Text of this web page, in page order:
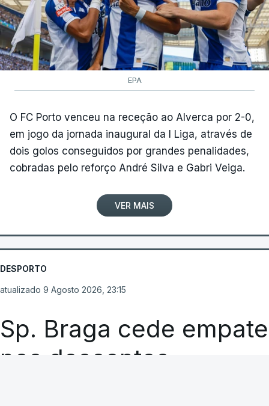
EPA
O FC Porto venceu na receção ao Alverca por 2-0,
em jogo da jornada inaugural da I Liga, através de
dois golos conseguidos por grandes penalidades,
cobradas pelo reforço André Silva e Gabri Veiga.
VER MAIS
DESPORTO
atualizado 9 Agosto 2026, 23:15
Sp. Braga cede empate
nos descontos